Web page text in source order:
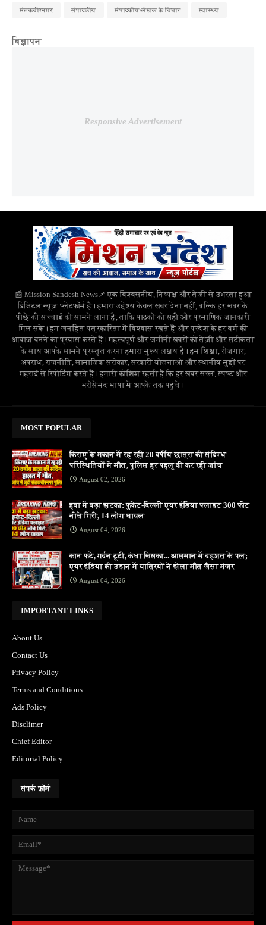
संतकबीरनगर संपादकीय संपादकीय/लेखक के विचार स्वास्थ्य
विज्ञापन
Responsive Advertisement
📰 Mission Sandesh News📌 एक विश्वसनीय, निष्पक्ष और तेजी से उभरता हुआ
डिजिटल न्यूज़ प्लेटफॉर्म है। हमारा उद्देश्य केवल खबर देना नहीं, बल्कि हर खबर के
पीछे की सच्चाई को सामने लाना है, ताकि पाठकों को सही और प्रमाणिक जानकारी
मिल सके। हम जनहित पत्रकारिता में विश्वास रखते हैं और प्रदेश के हर वर्ग की
आवाज बनने का प्रयास करते हैं। महत्वपूर्ण और जमीनी खबरों को तेज़ी और सटीकता
के साथ आपके सामने प्रस्तुत करना हमारा मुख्य लक्ष्य है। हम शिक्षा, रोजगार,
अपराध, राजनीति, सामाजिक सरोकार, सरकारी योजनाओं और स्थानीय मुद्दों पर
गहराई से रिपोर्टिंग करते हैं। हमारी कोशिश रहती है कि हर खबर सरल, स्पष्ट और
भरोसेमंद भाषा में आपके तक पहुंचे।
MOST POPULAR
किराए के मकान में रह रही 20 वर्षीय छात्रा की संदिग्ध
परिस्थितियों में मौत, पुलिस हर पहलू की कर रही जांच
August 02, 2026
हवा में बड़ा झटका: फुकेट-दिल्ली एयर इंडिया फ्लाइट 300 फीट
नीचे गिरी, 14 लोग घायल
August 04, 2026
कान फटे, गर्दन टूटी, कंधा खिसका... आसमान में दहशत के पल;
एयर इंडिया की उड़ान में यात्रियों ने झेला मौत जैसा मंजर
August 04, 2026
IMPORTANT LINKS
About Us
Contact Us
Privacy Policy
Terms and Conditions
Ads Policy
Disclimer
Chief Editor
Editorial Policy
संपर्क फ़ॉर्म